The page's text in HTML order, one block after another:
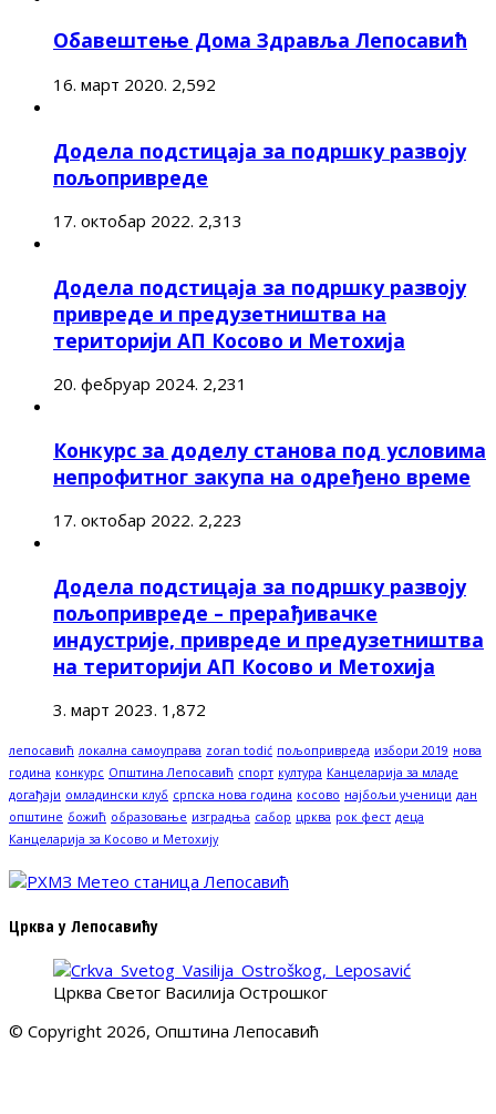
Обавештење Дома Здравља Лепосавић
16. март 2020. 2,592
Додела подстицаја за подршку развоју
пољопривреде
17. октобар 2022. 2,313
Додела подстицаја за подршку развоју
привреде и предузетништва на
територији АП Косово и Метохија
20. фебруар 2024. 2,231
Конкурс за доделу станова под условима
непрофитног закупа на одређено време
17. октобар 2022. 2,223
Додела подстицаја за подршку развоју
пољопривреде – прерађивачке
индустрије, привреде и предузетништва
на територији АП Косово и Метохија
3. март 2023. 1,872
лепосавић локална самоуправа zoran todić пољопривреда избори 2019 нова
година конкурс Општина Лепосавић спорт култура Канцеларија за младе
догађаји омладински клуб српска нова година косово најбољи ученици дан
општине божић образовање изградња сабор црква рок фест деца
Канцеларија за Косово и Метохију
Црква у Лепосавићу
Црква Светог Василија Острошког
© Copyright 2026, Општина Лепосавић